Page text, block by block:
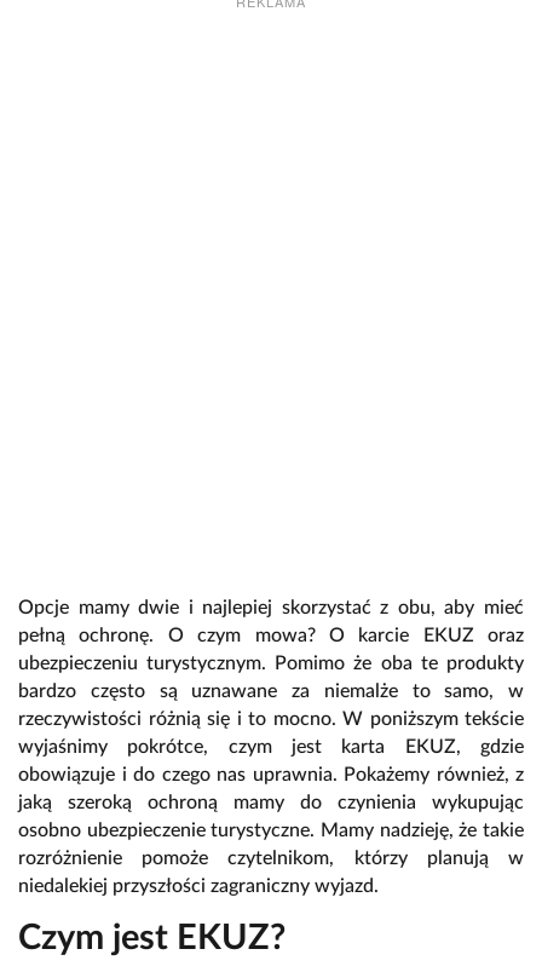
Opcje mamy dwie i najlepiej skorzystać z obu, aby mieć
pełną ochronę. O czym mowa? O karcie EKUZ oraz
ubezpieczeniu turystycznym. Pomimo że oba te produkty
bardzo często są uznawane za niemalże to samo, w
rzeczywistości różnią się i to mocno. W poniższym tekście
wyjaśnimy pokrótce, czym jest karta EKUZ, gdzie
obowiązuje i do czego nas uprawnia. Pokażemy również, z
jaką szeroką ochroną mamy do czynienia wykupując
osobno ubezpieczenie turystyczne. Mamy nadzieję, że takie
rozróżnienie pomoże czytelnikom, którzy planują w
niedalekiej przyszłości zagraniczny wyjazd.
Czym jest EKUZ?